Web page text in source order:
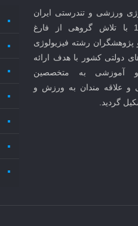
ورزشی و تندرستی ایران
در آذر ماه 1392 با تلاش گروهی از فارغ
پژوهشگران رشته فیزیولوژی
دولتی کشور با هدف ارائه
آموزشی به متخصصین
و علاقه مندان به ورزش و
گردید.